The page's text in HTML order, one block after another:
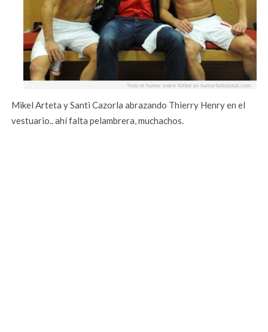
Mikel Arteta y Santi Cazorla abrazando Thierry Henry en el
vestuario.. ahí falta pelambrera, muchachos.